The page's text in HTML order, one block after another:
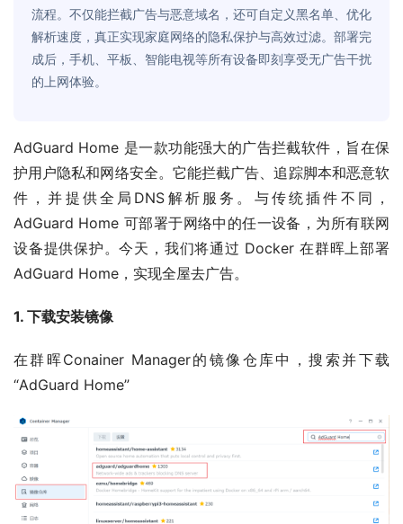
流程。不仅能拦截广告与恶意域名，还可自定义黑名单、优化
解析速度，真正实现家庭网络的隐私保护与高效过滤。部署完
成后，手机、平板、智能电视等所有设备即刻享受无广告干扰
的上网体验。
AdGuard Home 是一款功能强大的广告拦截软件，旨在保
护用户隐私和网络安全。它能拦截广告、追踪脚本和恶意软
件，并提供全局DNS解析服务。与传统插件不同，
AdGuard Home 可部署于网络中的任一设备，为所有联网
设备提供保护。今天，我们将通过 Docker 在群晖上部署
AdGuard Home，实现全屋去广告。
1. 下载安装镜像
在群晖Conainer Manager的镜像仓库中，搜索并下载
“AdGuard Home”